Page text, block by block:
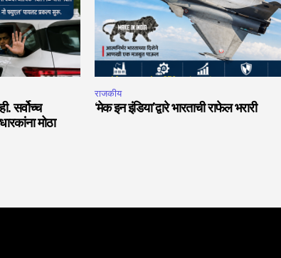
सर्वोच्च
मोठा
राजकीय
‘मेक इन इंडिया’द्वारे भारताची राफेल भरारी